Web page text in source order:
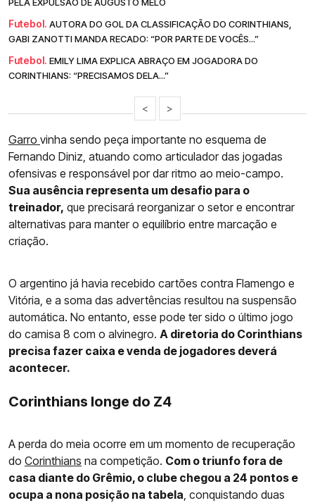
Futebol. AUTORA DO GOL DA CLASSIFICAÇÃO DO CORINTHIANS,
GABI ZANOTTI MANDA RECADO: “POR PARTE DE VOCÊS...”
Futebol. EMILY LIMA EXPLICA ABRAÇO EM JOGADORA DO
CORINTHIANS: “PRECISAMOS DELA...”
< >
Garro vinha sendo peça importante no esquema de
Fernando Diniz, atuando como articulador das jogadas
ofensivas e responsável por dar ritmo ao meio-campo.
Sua ausência representa um desafio para o
treinador, que precisará reorganizar o setor e encontrar
alternativas para manter o equilíbrio entre marcação e
criação.
O argentino já havia recebido cartões contra Flamengo e
Vitória, e a soma das advertências resultou na suspensão
automática. No entanto, esse pode ter sido o último jogo
do camisa 8 com o alvinegro. A diretoria do Corinthians
precisa fazer caixa e venda de jogadores deverá
acontecer.
Corinthians longe do Z4
A perda do meia ocorre em um momento de recuperação
do Corinthians na competição. Com o triunfo fora de
casa diante do Grêmio, o clube chegou a 24 pontos e
ocupa a nona posição na tabela , conquistando duas